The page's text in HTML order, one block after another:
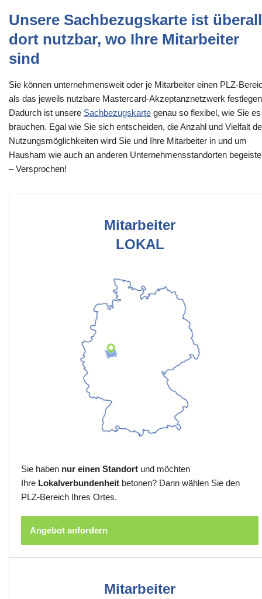
Unsere Sachbezugskarte ist überall
dort nutzbar, wo Ihre Mitarbeiter
sind
Sie können unternehmensweit oder je Mitarbeiter einen PLZ-
als das jeweils nutzbare Mastercard-Akzeptanznetzwerk
Dadurch ist unsere Sachbezugskarte genau so flexibel, wie Sie es
brauchen. Egal wie Sie sich entscheiden, die Anzahl und Vielfalt
Nutzungsmöglichkeiten wird Sie und Ihre Mitarbeiter in und um
Hausham wie auch an anderen Unternehmensstandorten
– Versprochen!
Mitarbeiter
LOKAL
Sie haben nur einen Standort und möchten
Ihre Lokalverbundenheit betonen? Dann wählen Sie den
PLZ-Bereich Ihres Ortes.
Angebot anfordern
Mitarbeiter